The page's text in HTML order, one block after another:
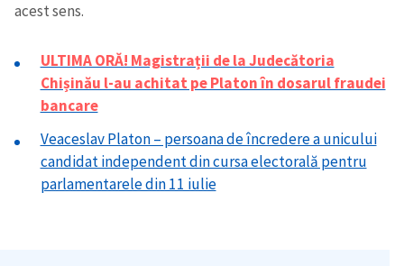
Trimite o informație
acest sens.
ULTIMA ORĂ! Magistrații de la Judecătoria
Chișinău l-au achitat pe Platon în dosarul fraudei
bancare
Veaceslav Platon – persoana de încredere a unicului
candidat independent din cursa electorală pentru
parlamentarele din 11 iulie